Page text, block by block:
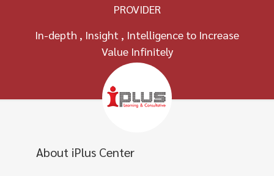
PROVIDER
In-depth , Insight , Intelligence to Increase
Value Infinitely
About iPlus Center